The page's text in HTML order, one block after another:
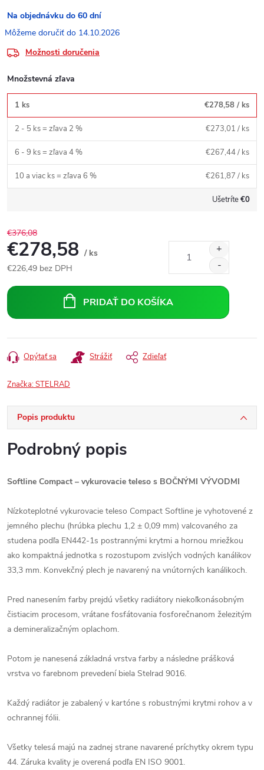
Na objednávku do 60 dní
14.10.2026
Možnosti doručenia
Množstevná zľava
1 ks €278,58 / ks
2 - 5 ks = zľava 2 % €273,01 / ks
6 - 9 ks = zľava 4 % €267,44/ ks
10 a viac ks = zľava 6 % €261,87 / ks
Ušetríte€0
€376,08
€278,58 / ks
€226,49 bez DPH
cena:
PRIDAŤ DO KOŠÍKA
Opýtať sa Strážiť Zdieľať
Značka:STELRAD
Popis produktu
Podrobný popis
Softline Compact – vykurovacie teleso s BOČNÝMI VÝVODMI
Nízkoteplotné vykurovacie teleso Compact Softline je vyhotovené z
jemného plechu (hrúbka plechu 1,2 ± 0,09 mm) valcovaného za
studena podľa EN442-1s postrannými krytmi a hornou mriežkou
ako kompaktná jednotka s rozostupom zvislých vodných kanálikov
33,3 mm. Konvekčný plech je navarený na vnútorných kanálikoch.
Pred nanesením farby prejdú všetky radiátory niekoľkonásobným
čistiacim procesom, vrátane fosfátovania fosforečnanom železitým
a demineralizačným oplachom.
Potom je nanesená základná vrstva farby a následne prášková
vrstva vo farebnom prevedení biela Stelrad 9016.
Každý radiátor je zabalený v kartóne s robustnými krytmi rohov a v
ochrannej fólii.
Všetky telesá majú na zadnej strane navarené príchytky okrem typu
44. Záruka kvality je overená podľa EN ISO 9001.